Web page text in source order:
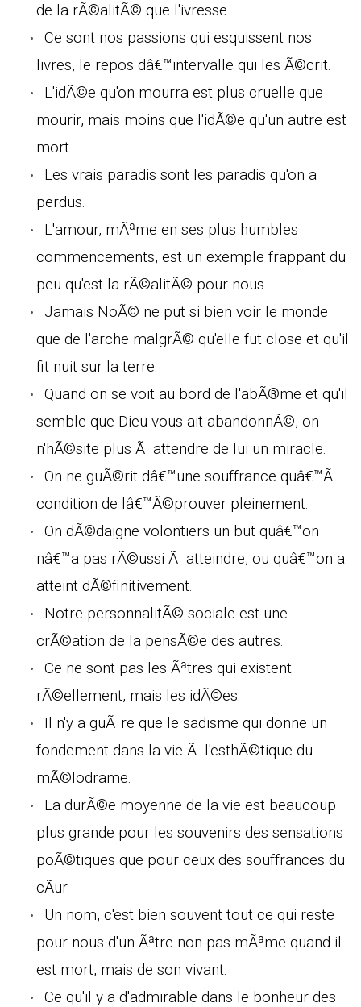
de la rÃ©alitÃ© que l'ivresse.
Ce sont nos passions qui esquissent nos
livres, le repos dâ€™intervalle qui les Ã©crit.
L'idÃ©e qu'on mourra est plus cruelle que
mourir, mais moins que l'idÃ©e qu'un autre est
mort.
Les vrais paradis sont les paradis qu'on a
perdus.
L'amour, mÃªme en ses plus humbles
commencements, est un exemple frappant du
peu qu'est la rÃ©alitÃ© pour nous.
Jamais NoÃ© ne put si bien voir le monde
que de l'arche malgrÃ© qu'elle fut close et qu'il
fit nuit sur la terre.
Quand on se voit au bord de l'abÃ®me et qu'il
semble que Dieu vous ait abandonnÃ©, on
n'hÃ©site plus Ã attendre de lui un miracle.
On ne guÃ©rit dâ€™une souffrance quâ€™Ã
condition de lâ€™Ã©prouver pleinement.
On dÃ©daigne volontiers un but quâ€™on
nâ€™a pas rÃ©ussi Ã atteindre, ou quâ€™on a
atteint dÃ©finitivement.
Notre personnalitÃ© sociale est une
crÃ©ation de la pensÃ©e des autres.
Ce ne sont pas les Ãªtres qui existent
rÃ©ellement, mais les idÃ©es.
Il n'y a guÃ¨re que le sadisme qui donne un
fondement dans la vie Ã l'esthÃ©tique du
mÃ©lodrame.
La durÃ©e moyenne de la vie est beaucoup
plus grande pour les souvenirs des sensations
poÃ©tiques que pour ceux des souffrances du
cÃur.
Un nom, c'est bien souvent tout ce qui reste
pour nous d'un Ãªtre non pas mÃªme quand il
est mort, mais de son vivant.
Ce qu'il y a d'admirable dans le bonheur des